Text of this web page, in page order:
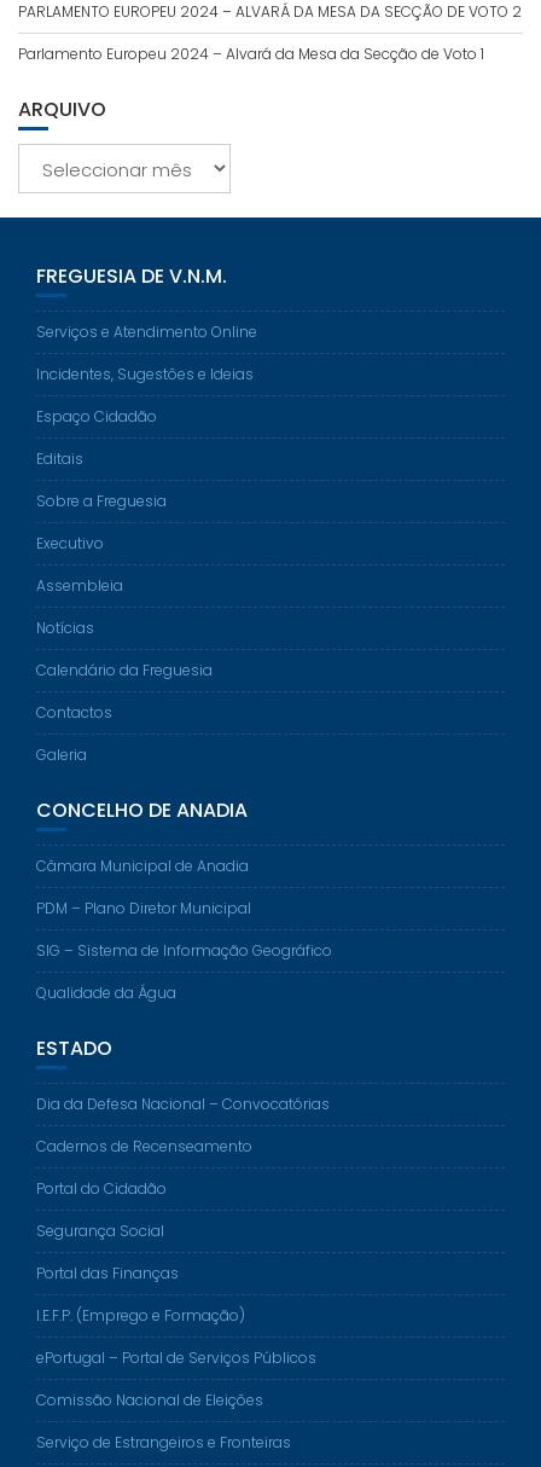
PARLAMENTO EUROPEU 2024 – ALVARÁ DA MESA DA SECÇÃO DE VOTO 2
Parlamento Europeu 2024 – Alvará da Mesa da Secção de Voto 1
ARQUIVO
FREGUESIA DE V.N.M.
Serviços e Atendimento Online
Incidentes, Sugestões e Ideias
Espaço Cidadão
Editais
Sobre a Freguesia
Executivo
Assembleia
Notícias
Calendário da Freguesia
Contactos
Galeria
CONCELHO DE ANADIA
Câmara Municipal de Anadia
PDM – Plano Diretor Municipal
SIG – Sistema de Informação Geográfico
Qualidade da Água
ESTADO
Dia da Defesa Nacional – Convocatórias
Cadernos de Recenseamento
Portal do Cidadão
Segurança Social
Portal das Finanças
I.E.F.P. (Emprego e Formação)
ePortugal – Portal de Serviços Públicos
Comissão Nacional de Eleições
Serviço de Estrangeiros e Fronteiras